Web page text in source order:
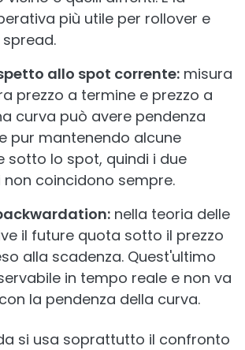
più utile per rollover e
allo spot corrente: misura
prezzo a termine e prezzo a
curva può avere pendenza
pur mantenendo alcune
sotto lo spot, quindi i due
coincidono sempre.
nella teoria delle
il future quota sotto il prezzo
alla scadenza. Quest'ultimo
in tempo reale e non va
la pendenza della curva.
si usa soprattutto il confronto